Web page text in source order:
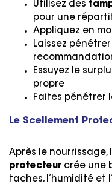
Utilisez des
pour une
Appliquez en
Laissez
Essuyez le
propre
Faites pénétrer
Le Scellement
Après le nourrissage,
protecteur crée une
taches, l’humidité et